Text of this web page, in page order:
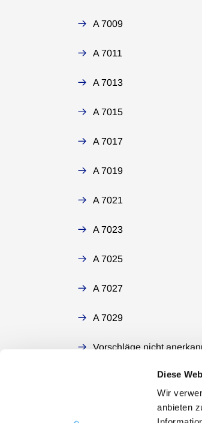
Diese
Wir
anbieten
A 7009
A 7011
A 7013
A 7015
A 7017
A 7019
A 7021
A 7023
A 7025
A 7027
A 7029
Vorschläge nicht